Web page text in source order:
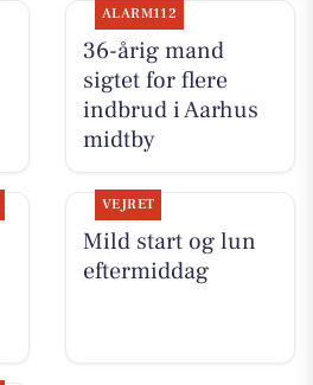
ALARM112
36-årig mand
sigtet for flere
indbrud i Aarhus
midtby
VEJRET
Mild start og lun
eftermiddag